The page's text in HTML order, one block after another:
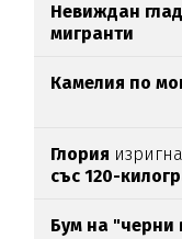
Невиждан
мигранти
Камелия по
Глория
със 120-
Бум на "черни